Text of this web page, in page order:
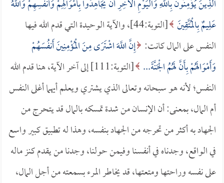
الَّذِينَ يُؤْمِنُونَ بِاللَّهِ وَالْيَوْمِ الآخِرِ أَنْ يُجَاهِدُوا بِأَمْوَالِهِمْ وَأَنفُسِهِمْ وَاللَّهُ
عَلِيمٌ بِالْمُتَّقِينَ
[التوبة:44]، والآية الوحيدة التي قدم الله فيها
النفس على المال كانت: إِنَّ اللَّهَ اشْتَرَى مِنَ الْمُؤْمِنِينَ أَنفُسَهُمْ
وَأَمْوَالَهُمْ بِأَنَّ لَهُمُ الْجَنَّةَ...
[التوبة:111] إلى آخر الآية، هنا قدم الله
النفس؛ لأنه هو سبحانه وتعالى الذي يشتري ويعلم أيهما أغلى النفس
أم المال، بمعنى: أن الإنسان من شدة تمسكه بالمال قد يتحرج من
الجهاد به أكثر من تحرجه من الجهاد بنفسه، وهذا له تطبيق كبير واسع
في الواقع، وجدناه في أنفسنا وفيمن حولنا، وجدنا من يقدم كنز ماله
على نفسه وراحتها ومتعتها، قد يخاطر المرء بسمعته من أجل المال،